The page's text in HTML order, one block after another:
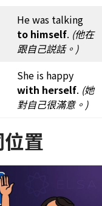
He was talking
to himself. (他在
跟自己説話。)
She is happy
with herself. (她
對自己很滿意。)
置